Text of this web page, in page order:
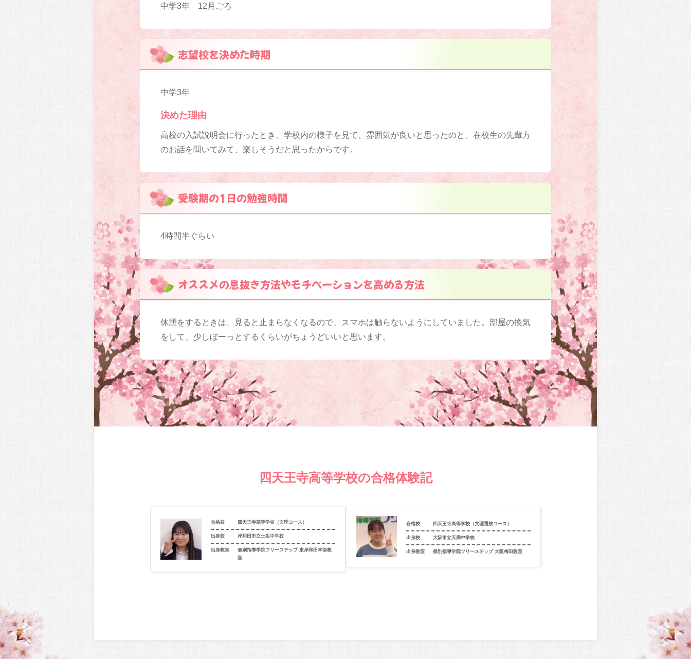
中学3年 12月ごろ
志望校を決めた時期
中学3年
決めた理由
高校の入試説明会に行ったとき、学校内の様子を見て、雰囲気が良いと思ったのと、在校生の先輩方
のお話を聞いてみて、楽しそうだと思ったからです。
受験期の1日の勉強時間
4時間半ぐらい
オススメの息抜き方法やモチベーションを高める方法
休憩をするときは、見ると止まらなくなるので、スマホは触らないようにしていました。部屋の換気
をして、少しぼーっとするくらいがちょうどいいと思います。
四天王寺高等学校の合格体験記
合格校 四天王寺高等学校（文理コース）
出身校 岸和田市立土生中学校
出身教室
個別指導学院フリーステップ 東岸和田本部教
室
合格校 四天王寺高等学校（文理選抜コース）
出身校 大阪市立天満中学校
出身教室 個別指導学院フリーステップ 大阪梅田教室